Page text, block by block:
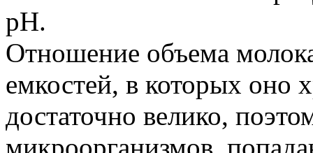
pH.
Отношение объема
емкостей, в которых оно
достаточно велико,
микроорганизмов,